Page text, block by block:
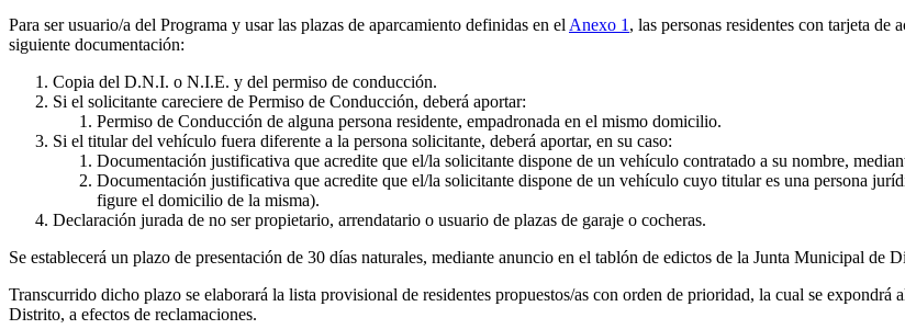
Para ser usuario/a del Programa y usar las plazas de aparcamiento definidas en el Anexo 1 , las personas residentes con tarjeta
siguiente documentación:
Copia del D.N.I. o N.I.E. y del permiso de conducción.
Si el solicitante careciere de Permiso de Conducción, deberá aportar:
Permiso de Conducción de alguna persona residente, empadronada en el mismo domicilio.
Si el titular del vehículo fuera diferente a la persona solicitante, deberá aportar, en su caso:
Documentación justificativa que acredite que el/la solicitante dispone de un vehículo contratado a su nombre,
Documentación justificativa que acredite que el/la solicitante dispone de un vehículo cuyo titular es una persona
figure el domicilio de la misma).
Declaración jurada de no ser propietario, arrendatario o usuario de plazas de garaje o cocheras.
Se establecerá un plazo de presentación de 30 días naturales, mediante anuncio en el tablón de edictos de la Junta Municipal de
Transcurrido dicho plazo se elaborará la lista provisional de residentes propuestos/as con orden de prioridad, la cual se
Distrito, a efectos de reclamaciones.